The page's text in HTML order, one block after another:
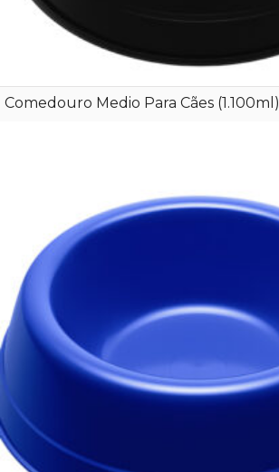
Comedouro Medio Para Cães (1.100ml)